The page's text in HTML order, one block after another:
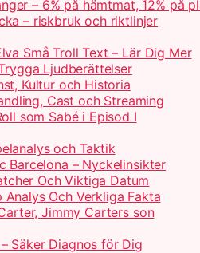
– 6% på hämtmat, 12% på
– riskbruk och riktlinjer
Små Troll Text – Lär Dig Mer
Ljudberättelser
Kultur och Historia
Cast och Streaming
som Sabé i Episod I
och Taktik
Barcelona – Nyckelinsikter
Och Viktiga Datum
Och Verkliga Fakta
Jimmy Carters son
Säker Diagnos för Dig